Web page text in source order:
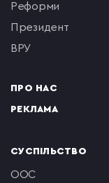
реформи
президент
ВРУ
ПРО НАС
РЕКЛАМА
СУСПІЛЬСТВО
ООС